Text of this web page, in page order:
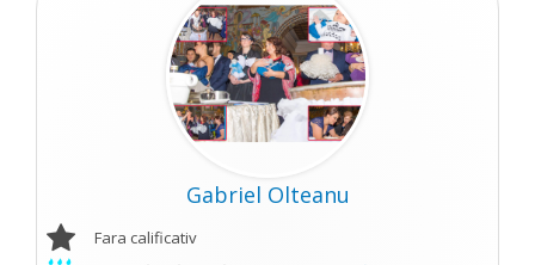
Gabriel Olteanu
Fara calificativ